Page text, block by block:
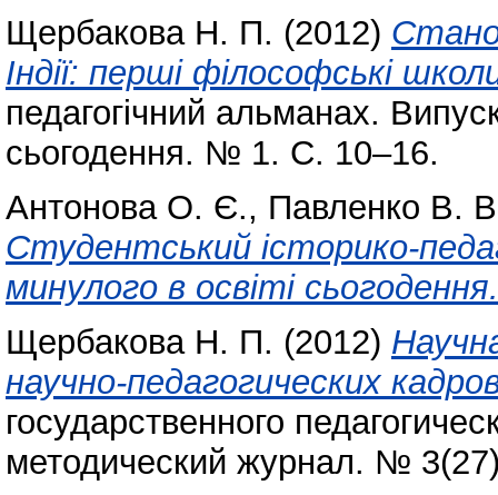
Щербакова Н. П. (2012)
Індії: перші філософські
педагогічний альманах.
сьогодення. № 1. С. 10–16.
Антонова О. Є., Павленко В.
Студентський історико-
минулого в освіті сьогодення.
Щербакова Н. П. (2012)
научно-педагогических
государственного
методический журнал. №